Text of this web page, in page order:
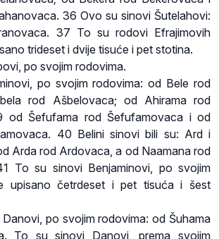
36 Ovo su sinovi Šutelahovi:
37 To su rodovi Efrajimovih
trideset i dvije tisuće i pet stotina.
po svojim rodovima.
po svojim rodovima: od Bele rod
rod Ašbelovaca; od Ahirama rod
od Šefufama rod Šefufamovaca i od
40 Belini sinovi bili su: Ard i
Arda rod Ardovaca, a od Naamana rod
To su sinovi Benjaminovi, po svojim
upisano četrdeset i pet tisuća i šest
po svojim rodovima: od Šuhama
To su sinovi Danovi, prema svojim